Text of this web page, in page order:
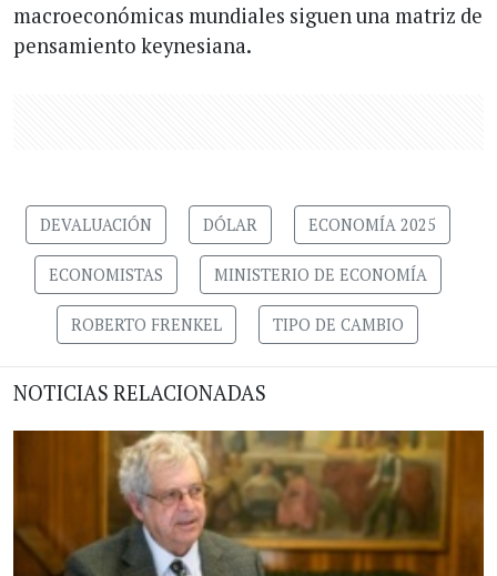
macroeconómicas mundiales siguen una matriz de
pensamiento keynesiana.
DEVALUACIÓN DÓLAR ECONOMÍA 2025
ECONOMISTAS MINISTERIO DE ECONOMÍA
ROBERTO FRENKEL TIPO DE CAMBIO
NOTICIAS RELACIONADAS